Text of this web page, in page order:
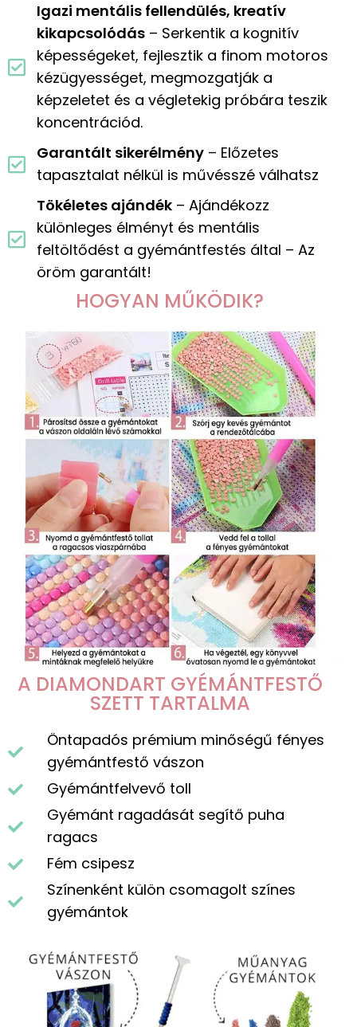
Igazi mentális fellendülés, kreatív
kikapcsolódás – Serkentik a kognitív
képességeket, fejlesztik a finom motoros
kézügyességet, megmozgatják a
képzeletet és a végletekig próbára teszik
koncentrációd.
Garantált sikerélmény – Előzetes
tapasztalat nélkül is művésszé válhatsz
Tökéletes ajándék – Ajándékozz
különleges élményt és mentális
feltöltődést a gyémántfestés által – Az
öröm garantált!
HOGYAN MŰKÖDIK?
A DIAMONDART GYÉMÁNTFESTŐ
SZETT TARTALMA
Öntapadós prémium minőségű fényes
gyémántfestő vászon
Gyémántfelvevő toll
Gyémánt ragadását segítő puha
ragacs
Fém csipesz
Színenként külön csomagolt színes
gyémántok